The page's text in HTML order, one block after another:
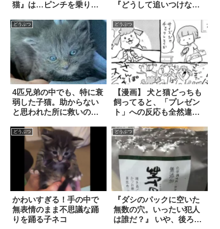
猫』は…ピンチを乗り越
だ！
『どうして追いつけな
すぎた結果…やはりこう
なる
どうぶつ
4匹兄弟の中でも、特に衰
弱した子猫。助からない
と思われた所に救いの手
どうぶつ
【漫画】 犬と猫どっちも
飼ってると、「プレゼン
ト」への反応も全然違
どうぶつ
かわいすぎる！手の中で
無表情のまま不思議な踊
りを踊る子ネコ
どうぶつ
『ダシのパックに空いた
無数の穴。いったい犯人
は誰だ？』 いや、後ろ見